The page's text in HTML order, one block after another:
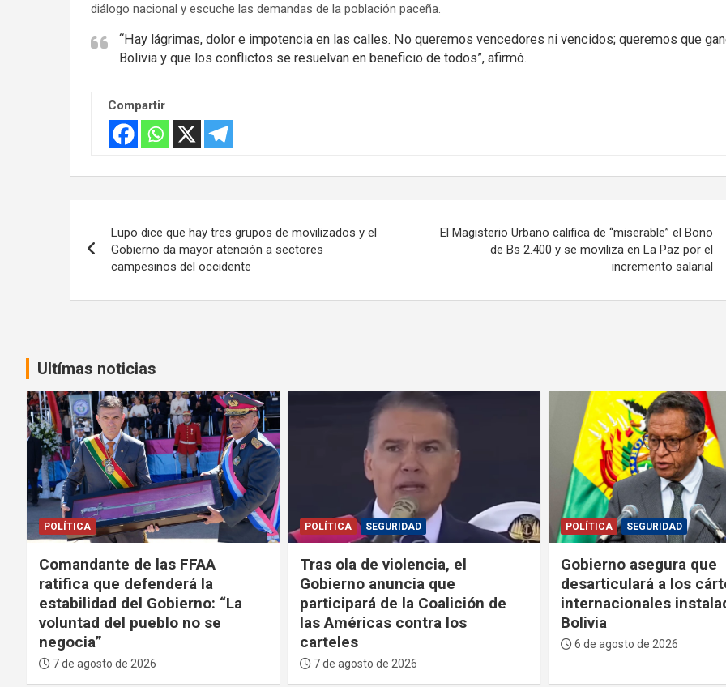
diálogo nacional y escuche las demandas de la población paceña.
“Hay lágrimas, dolor e impotencia en las calles. No queremos vencedores ni vencidos; queremos que
Bolivia y que los conflictos se resuelvan en beneficio de todos”, afirmó.
Compartir
de
entradas
Lupo dice que hay tres grupos de movilizados y el
Gobierno da mayor atención a sectores
campesinos del occidente
El Magisterio Urbano califica de “miserable” el Bono
de Bs 2.400 y se moviliza en La Paz por el
incremento salarial
Ultímas noticias
POLÍTICA SEGURIDAD
Tras ola de violencia, el
Gobierno anuncia que
participará de la Coalición de
las Américas contra los
carteles
7 de agosto de 2026
POLÍTICA SEGURIDAD
Gobierno asegura que
desarticulará a los cárteles
internacionales instalados en
Bolivia
6 de agosto de 2026
POLÍTICA
Paz anuncia que el 11
agosto enviará la Ley
Inversiones a la ALP y
nuevo modelo de
en hidrocarburos